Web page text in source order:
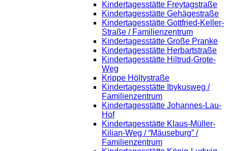
Kindertagesstätte Freytagstraße
Kindertagesstätte Gehägestraße
Kindertagesstätte Gottfried-Keller-
Straße / Familienzentrum
Kindertagesstätte Große Pranke
Kindertagesstätte Herbartstraße
Kindertagesstätte Hiltrud-Grote-
Weg
Krippe Höltystraße
Kindertagesstätte Ibykusweg /
Familienzentrum
Kindertagesstätte Johannes-Lau-
Hof
Kindertagesstätte Klaus-Müller-
Kilian-Weg / “Mäuseburg” /
Familienzentrum